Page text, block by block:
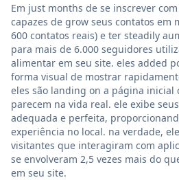
Em just months de se inscrever
capazes de grow seus contatos em
600 contatos reais) e ter steadily
para mais de 6.000 seguidores
alimentar em seu site. eles added
forma visual de mostrar
eles são landing on a página inicial
parecem na vida real. ele exibe
adequada e perfeita,
experiência no local. na verdade,
visitantes que interagiram com
se envolveram 2,5 vezes mais do
em seu site.